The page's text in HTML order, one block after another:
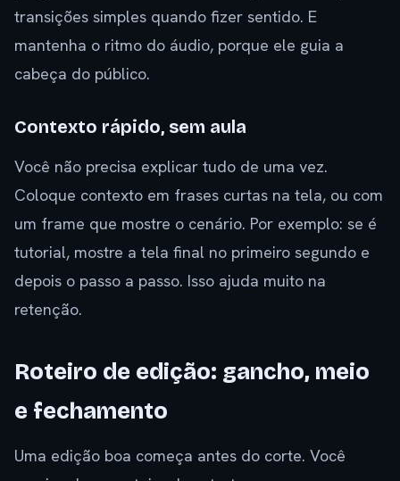
transições simples quando fizer sentido. E
mantenha o ritmo do áudio, porque ele guia a
cabeça do público.
Contexto rápido, sem aula
Você não precisa explicar tudo de uma vez.
Coloque contexto em frases curtas na tela, ou com
um frame que mostre o cenário. Por exemplo: se é
tutorial, mostre a tela final no primeiro segundo e
depois o passo a passo. Isso ajuda muito na
retenção.
Roteiro de edição: gancho, meio
e fechamento
Uma edição boa começa antes do corte. Você